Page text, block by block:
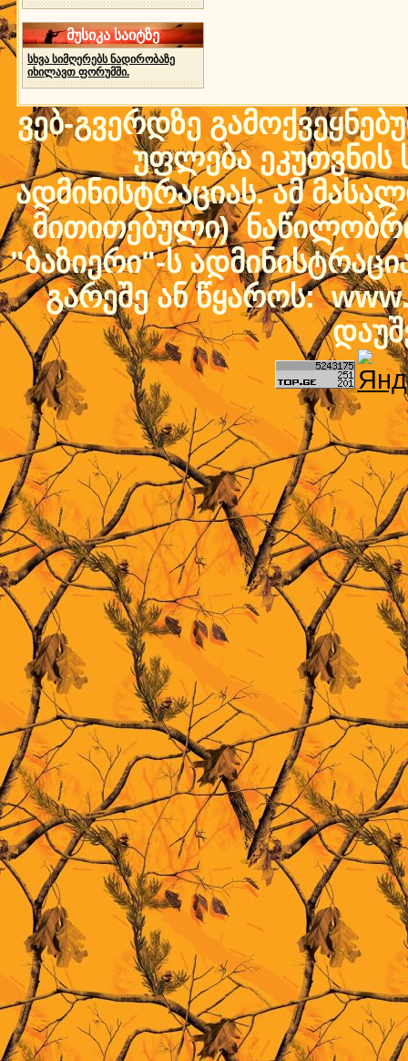
მუსიკა საიტზე
სხვა სიმღერებს ნადირობაზე
იხილავთ ფორუმში.
ვებ-გვერდზე
უფლება ეკუთვნის
ადმინისტრაციას. ამ
მითითებული)
"ბაზიერი"-ს
გარეშე ან წყაროს: